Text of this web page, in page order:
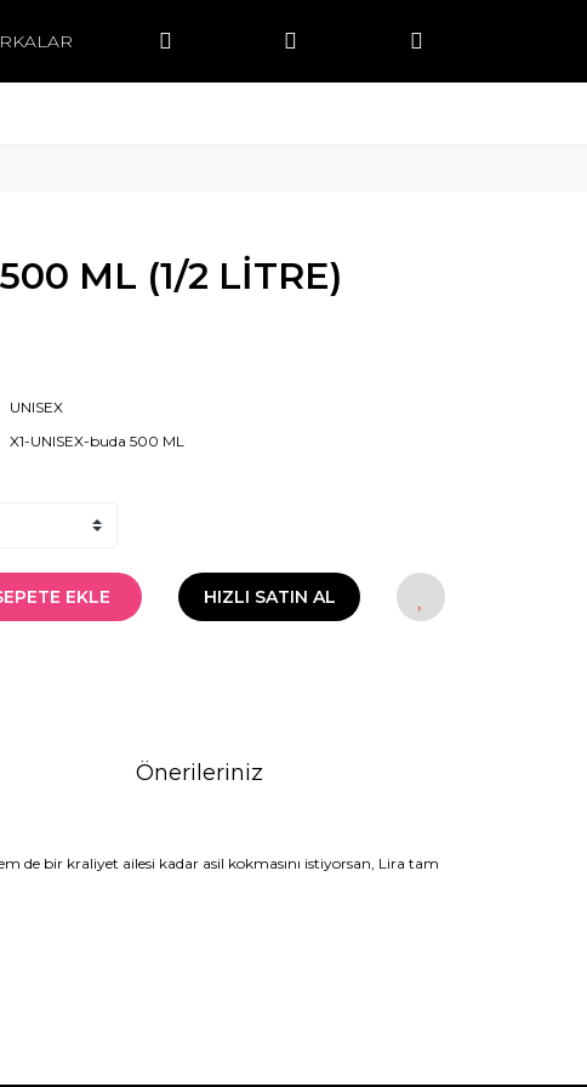
ML (1/2 LİTRE)
UNISEX
X1-UNISEX-buda 500 ML
EKLE HIZLI SATIN AL
Önerileriniz
de bir kraliyet ailesi kadar asil kokmasını istiyorsan, Lira tam